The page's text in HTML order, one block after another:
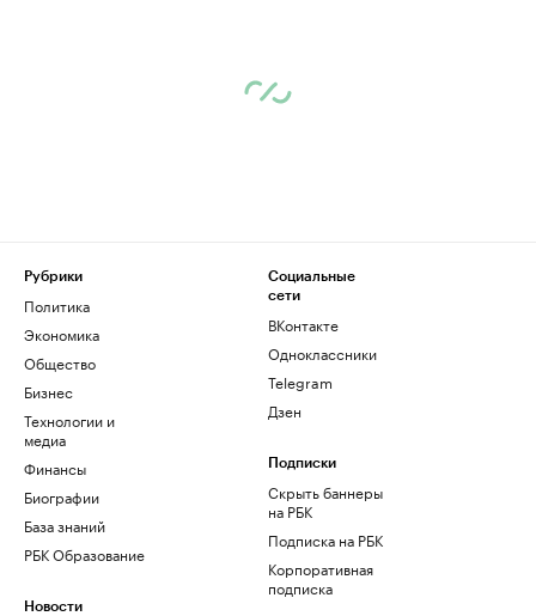
Рубрики
Политика
Экономика
Общество
Бизнес
Технологии и
медиа
Финансы
Биографии
База знаний
РБК Образование
Новости
Социальные
сети
ВКонтакте
Одноклассники
Telegram
Дзен
Подписки
Скрыть баннеры
на РБК
Подписка на РБК
Корпоративная
подписка